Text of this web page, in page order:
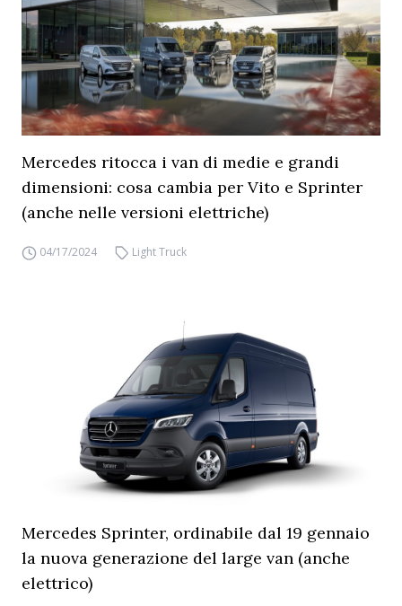
Mercedes ritocca i van di medie e grandi
dimensioni: cosa cambia per Vito e Sprinter
(anche nelle versioni elettriche)
04/17/2024 Light Truck
Mercedes Sprinter, ordinabile dal 19 gennaio
la nuova generazione del large van (anche
elettrico)